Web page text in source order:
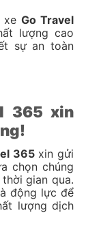
xe Go Travel
lượng cao
sự an toàn
365 xin
365 xin gửi
chọn chúng
gian qua.
động lực để
lượng dịch